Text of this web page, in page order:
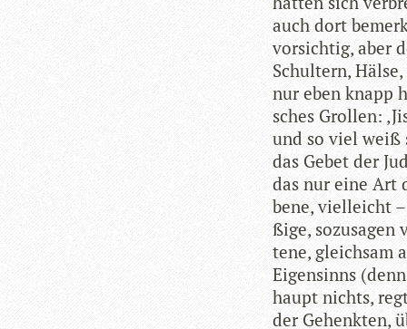
auch dort
vor­sich­tig, aber
Schul­tern,
nur eben knapp
sches Grol­len:
und so viel weiß
das Gebet der
das nur eine Art
bene, viel­leicht
ßige, sozu­sa­gen
tene, gleich­sam
Eigen­sinns
haupt nichts,
der Gehenk­ten,